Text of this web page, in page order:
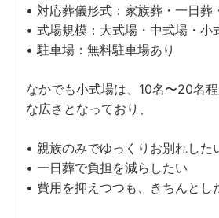
• 対応葬儀形式：家族葬・一日葬
• 式場規模：大式場・中式場・小
• 駐車場：無料駐車場あり
なかでも小式場は、10名〜20名
な広さとなっており、
• 親族のみでゆっくりお別れした
• 一日葬で負担を減らしたい
• 費用を抑えつつも、きちんとし